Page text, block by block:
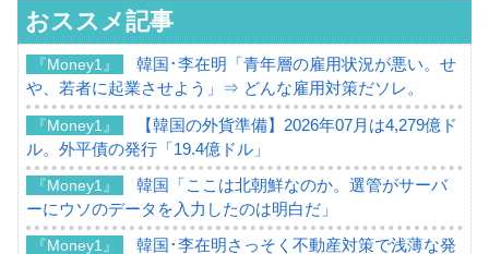
おススメ記事
『Money1』
韓国･李在明「青年層の雇用状況が悪い。せ
や、若者に起業させよう」⇒ どんな雇用対策だソレ。
『Money1』
【韓国の外貨準備】2026年07月は4,279億ド
ル。外平債の発行「19.4億ドル」
『Money1』
韓国「ここは北朝鮮なのか。選管がサーバ
ーにウソのデータを入力したのは明白だ」
『Money1』
韓国･李在明さっそく不動産対策で浅薄な発